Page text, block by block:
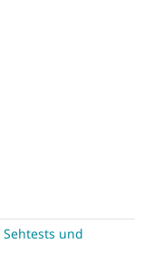
Sehtests und